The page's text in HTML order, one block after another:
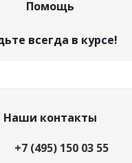
Помощь
всегда в курсе!
Наши контакты
+7 (495) 150 03 55